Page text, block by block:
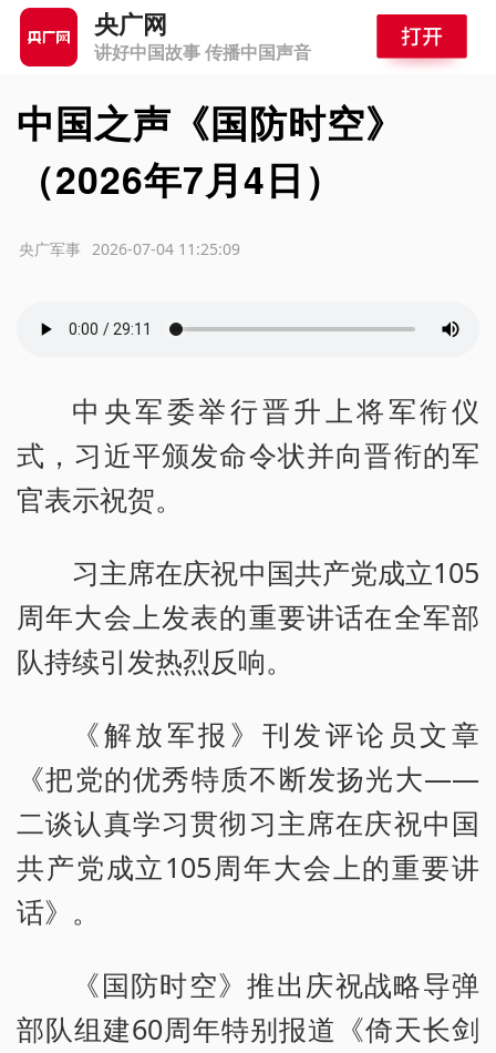
央广网
讲好中国故事 传播中国声音
中国之声《国防时空》
（2026年7月4日）
2026-07-04 11:25:09
央广军事
中央军委举行晋升上将军衔仪
式，习近平颁发命令状并向晋衔的军
官表示祝贺。
习主席在庆祝中国共产党成立105
周年大会上发表的重要讲话在全军部
队持续引发热烈反响。
《解放军报》刊发评论员文章
《把党的优秀特质不断发扬光大——
二谈认真学习贯彻习主席在庆祝中国
共产党成立105周年大会上的重要讲
话》。
《国防时空》推出庆祝战略导弹
部队组建60周年特别报道《倚天长剑